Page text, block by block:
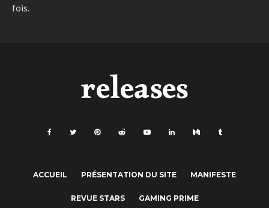
fois.
ACCUEIL PRÉSENTATION DU SITE MANIFESTE
REVUE STARS GAMING PRIME